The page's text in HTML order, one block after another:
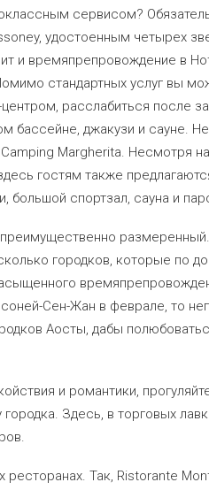
сервисом?
удостоенным четырех
и времяпрепровождение в
стандартных услуг вы
расслабиться после
бассейне, джакузи и сауне.
Margherita. Несмотря
гостям также
большой спортзал, сауна и
размеренный.
городков, которые по
Сен-Жан в феврале, то
Аосты, дабы
и романтики,
Здесь, в торговых
Так, Ristorante